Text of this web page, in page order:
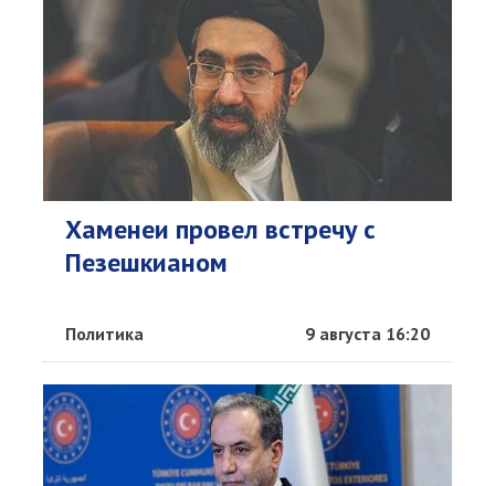
Хаменеи провел встречу с
Пезешкианом
Политика 9 августа 16:20